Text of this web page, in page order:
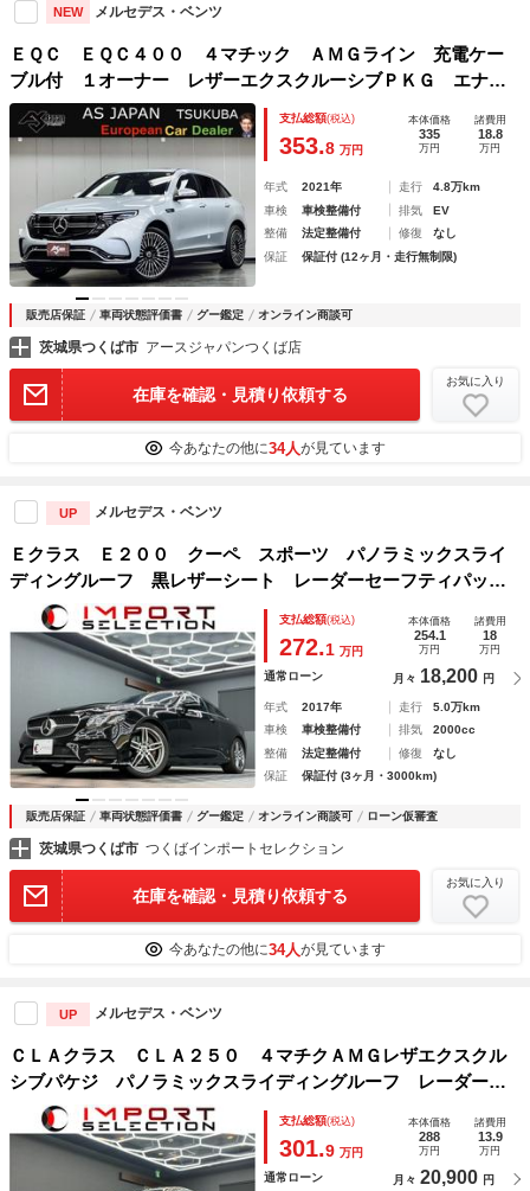
NEW メルセデス・ベンツ
ＥＱＣ ＥＱＣ４００ ４マチック ＡＭＧライン 充電ケー
ブル付 １オーナー レザーエクスクルーシブＰＫＧ エナジ
ャイジングＰＫＧ＋／レーダーセーフティＰＫＧ Ｂｕｒｍｅ
ｓｔｅｒ ＬＥＤオートハイビーム ３６０カメラ 純正ナ
ビ 地デジ 禁煙車
支払総額(税込)
353.8 万円
本体価格
335
万円
諸費用
18.8
万円
年式 2021年 走行
4.8万km
車検
車検整備付 排気
EV
整備
法定整備付 修復
なし
保証
保証付 (12ヶ月・走行無制限)
販売店保証 車両状態評価書 グー鑑定 オンライン商談可
茨城県つくば市 アースジャパンつくば店
在庫を確認・見積り依頼する
お気に入り
今あなたの他に34人が見ています
UP メルセデス・ベンツ
Ｅクラス Ｅ２００ クーペ スポーツ パノラミックスライ
ディングルーフ 黒レザーシート レーダーセーフティパッケ
ージ Ｂｕｒｍｅｓｔｅｒ ＨＵＤ 純正ナビ ＴＶ ３６０°
カメラ シートヒーター ドラレコ ＬＥＤ ＥＴＣ２．０
支払総額(税込)
272.1 万円
本体価格
254.1
万円
諸費用
18
万円
通常ローン 月々 18,200 円
年式 2017年 走行
5.0万km
車検
車検整備付 排気
2000cc
整備
法定整備付 修復
なし
保証
保証付 (3ヶ月・3000km)
販売店保証 車両状態評価書 グー鑑定 オンライン商談可 ローン仮審査
茨城県つくば市 つくばインポートセレクション
在庫を確認・見積り依頼する
お気に入り
今あなたの他に34人が見ています
UP メルセデス・ベンツ
ＣＬＡクラス ＣＬＡ２５０ ４マチクＡＭＧレザエクスクル
シブパケジ パノラミックスライディングルーフ レーダーセ
ーフティパッケージ 黒グレースポーツレザー 純正ナビ ヘ
ッドアップディスプレイ フルセグ ３６０°カメラ ドラレ
コ ＬＥＤ ＥＴＣ２．０
支払総額(税込)
301.9 万円
本体価格
288
万円
諸費用
13.9
万円
通常ローン 月々 20,900 円